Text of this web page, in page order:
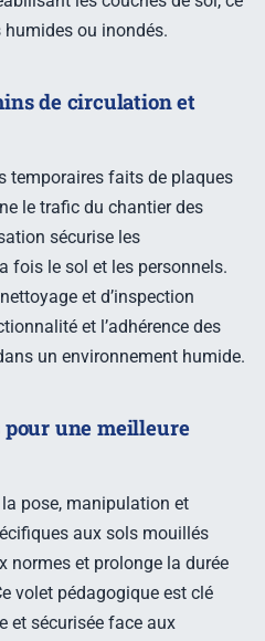
ou inondés.
de circulation et
temporaires faits de plaques
le trafic du chantier des
sécurise les
fois le sol et les personnels.
et d’inspection
et l’adhérence des
un environnement humide.
pour une meilleure
pose, manipulation et
aux sols mouillés
normes et prolonge la durée
volet pédagogique est clé
et sécurisée face aux